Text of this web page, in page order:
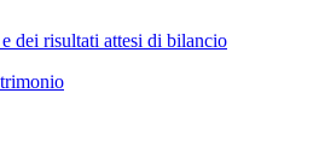
dei risultati attesi di bilancio